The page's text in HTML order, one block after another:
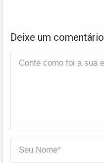
Deixe um comentário